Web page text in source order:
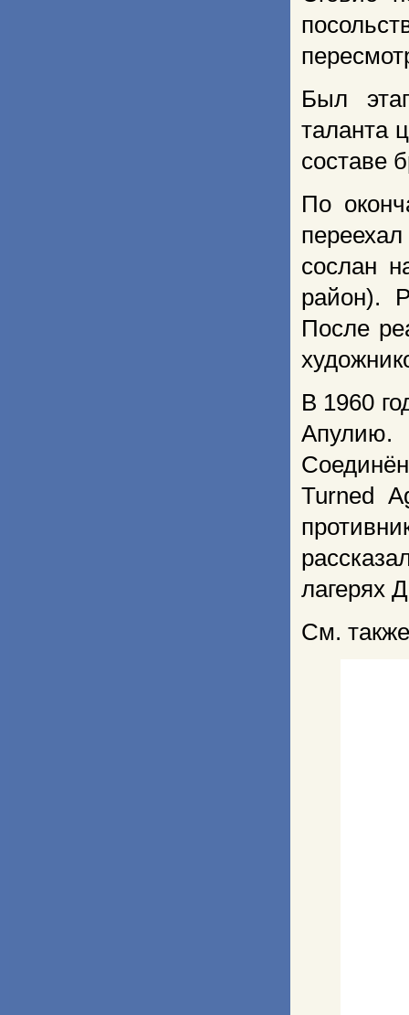
Был
таланта
составе
По
сослан
район).
После
В 1960
Turned
лагерях
См.